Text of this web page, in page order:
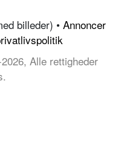
billeder) • Annoncer
Alle rettigheder